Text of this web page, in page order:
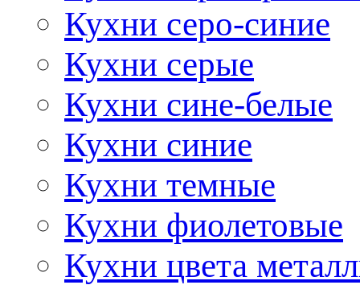
Кухни серо-синие
Кухни серые
Кухни сине-белые
Кухни синие
Кухни темные
Кухни фиолетовые
Кухни цвета